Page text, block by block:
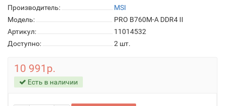
Производитель:
MSI
Модель:
PRO B760M-A DDR4 II
Артикул:
11014532
Доступно:
2 шт.
10 991р.
Есть в наличии